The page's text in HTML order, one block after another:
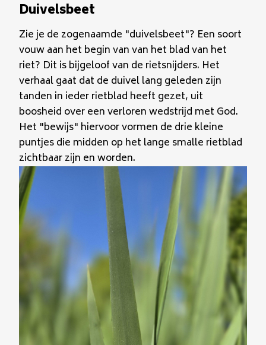
Duivelsbeet
Zie je de zogenaamde "duivelsbeet"? Een soort
vouw aan het begin van van het blad van het
riet? Dit is bijgeloof van de rietsnijders. Het
verhaal gaat dat de duivel lang geleden zijn
tanden in ieder rietblad heeft gezet, uit
boosheid over een verloren wedstrijd met God.
Het "bewijs" hiervoor vormen de drie kleine
puntjes die midden op het lange smalle rietblad
zichtbaar zijn en worden.